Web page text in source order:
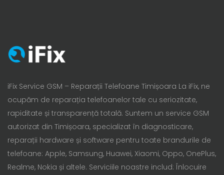
iFix Service GSM – Reparații Telefoane Timișoara La iFix, ne
ocupăm de reparația telefoanelor tale cu seriozitate,
rapiditate și transparență totală. Suntem un service GSM
autorizat din Timișoara, specializat în diagnosticare,
reparații hardware și software pentru toate brandurile de
telefoane: Apple, Samsung, Huawei, Xiaomi, Oppo, OnePlus,
Realme, Nokia și altele. Serviciile noastre includ: Înlocuire